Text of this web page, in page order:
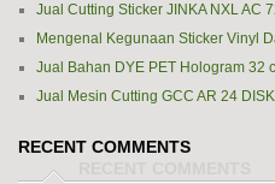
Jual Cutting Sticker JINKA NXL AC
Mengenal Kegunaan Sticker Vinyl
Jual Bahan DYE PET Hologram 32
Jual Mesin Cutting GCC AR 24
RECENT COMMENTS